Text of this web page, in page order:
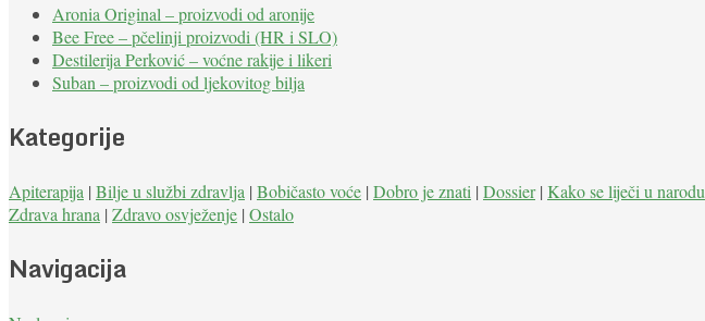
Aronia Original – proizvodi od aronije
Bee Free – pčelinji proizvodi (HR i SLO)
Destilerija Perković – voćne rakije i likeri
Suban – proizvodi od ljekovitog bilja
Kategorije
Apiterapija | Bilje u službi zdravlja | Bobičasto voće | Dobro je znati | Dossier| Kako se liječi u narodu
Zdrava hrana | Zdravo osvježenje | Ostalo
Navigacija